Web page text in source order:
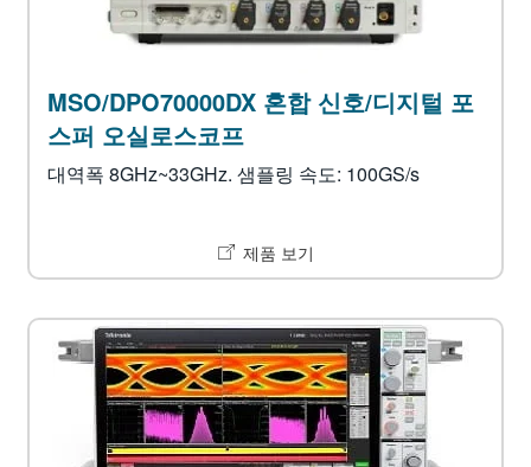
MSO/DPO70000DX 혼합 신호/디지털 포
스퍼 오실로스코프
대역폭 8GHz~33GHz. 샘플링 속도: 100GS/s
제품 보기